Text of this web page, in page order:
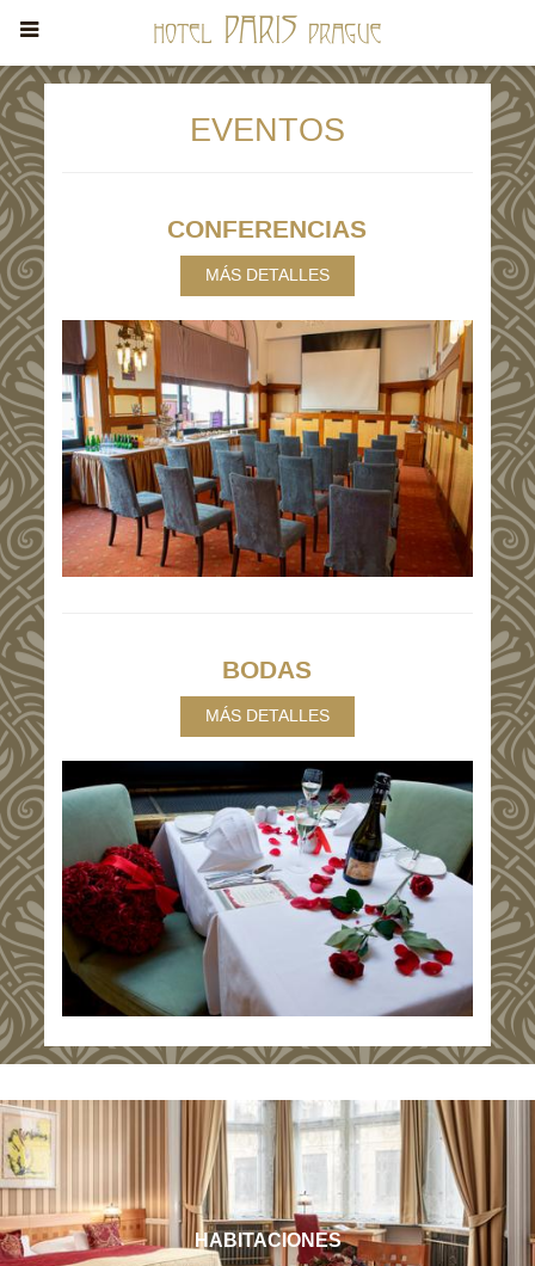
EVENTOS
CONFERENCIAS
MÁS DETALLES
BODAS
MÁS DETALLES
HABITACIONES